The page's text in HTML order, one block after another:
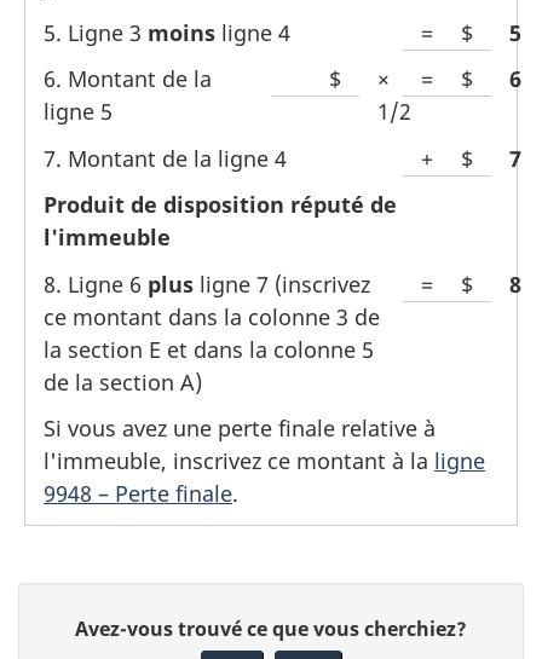
le
dollar
5. Ligne 3 moins ligne 4 =
Espace
pour
le
dollar
$
5
6. Montant de la
ligne 5
$
Espace
montant
×
1/2
=
Espace
le
$ 6
7. Montant de la ligne 4 +
Espace
dollar
$
7
Produit de disposition réputé de
l'immeuble
8. Ligne 6 plus ligne 7 (inscrivez
ce montant dans la colonne 3 de
la section E et dans la colonne 5
de la section A)
=
Espace
$ 8
Si vous avez une perte finale relative à
l'immeuble, inscrivez ce montant à la ligne
9948 – Perte finale.
Avez-vous trouvé ce que vous cherchiez?